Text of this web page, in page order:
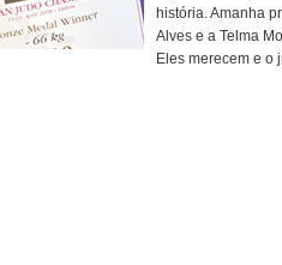
história. Amanha
Alves e a Telma
Eles merecem e o